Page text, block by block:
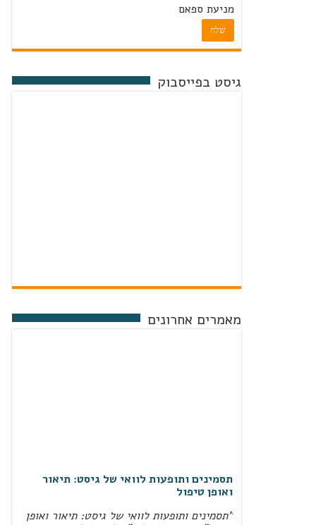
מניעת ספאם
שלח
גיסט בפייסבוק
מאמרים אחרונים
תסמינים ותופעות לוואי של גיסט: תיאור
ואופן טיפול
"תסמינים ותופעות לוואי של גיסט: תיאור ואופן